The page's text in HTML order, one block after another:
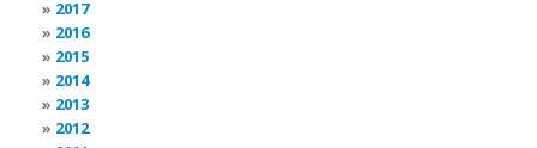
2017
2016
2015
2014
2013
2012